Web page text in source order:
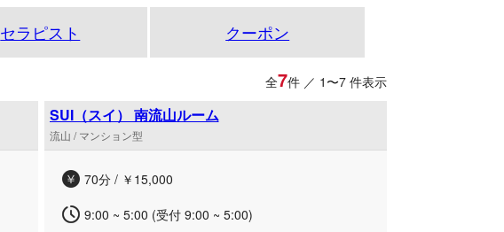
セラピスト クーポン
全7件 ／ 1〜7 件表示
SUI（スイ） 南流山ルーム
流山 / マンション型
70分 / ￥15,000
9:00 ~ 5:00 (受付 9:00 ~ 5:00)